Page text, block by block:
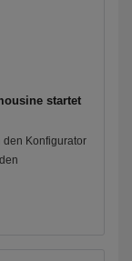
startet
den Konfigurator